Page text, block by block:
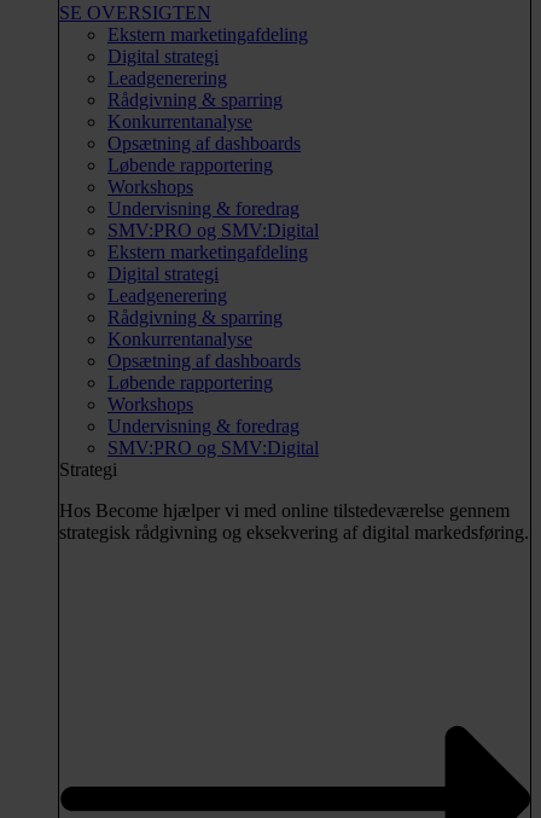
SE OVERSIGTEN
Ekstern marketingafdeling
Digital strategi
Leadgenerering
Rådgivning & sparring
Konkurrentanalyse
Opsætning af dashboards
Løbende rapportering
Workshops
Undervisning & foredrag
SMV:PRO og SMV:Digital
Ekstern marketingafdeling
Digital strategi
Leadgenerering
Rådgivning & sparring
Konkurrentanalyse
Opsætning af dashboards
Løbende rapportering
Workshops
Undervisning & foredrag
SMV:PRO og SMV:Digital
Strategi
Hos Become hjælper vi med online tilstedeværelse gennem
strategisk rådgivning og eksekvering af digital markedsføring.